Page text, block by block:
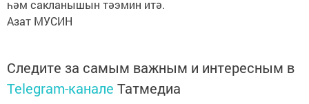
һәм сакланышын тәэмин итә.
Азат МУСИН
Следите за самым важным и интересным в
Telegram-канале Татмедиа